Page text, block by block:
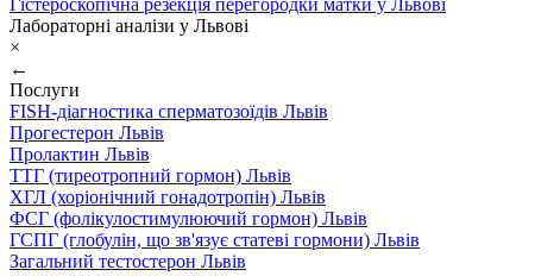
Гістероскопічна резекція перегородки матки у Львові
Лабораторні аналізи у Львові
×
←
Послуги
FISH-діагностика сперматозоїдів Львів
Прогестерон Львів
Пролактин Львів
ТТГ (тиреотропний гормон) Львів
ХГЛ (хоріонічний гонадотропін) Львів
ФСГ (фолікулостимулюючий гормон) Львів
ГСПГ (глобулін, що зв'язує статеві гормони) Львів
Загальний тестостерон Львів